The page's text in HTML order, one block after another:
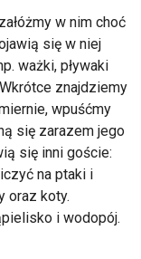
w nim choć
się w niej
ważki, pływaki
znajdziemy
wpuśćmy
się zarazem jego
się inni goście:
na ptaki i
oraz koty.
i wodopój.